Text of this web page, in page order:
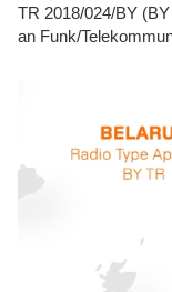
TR 2018/024/BY
an Funk/